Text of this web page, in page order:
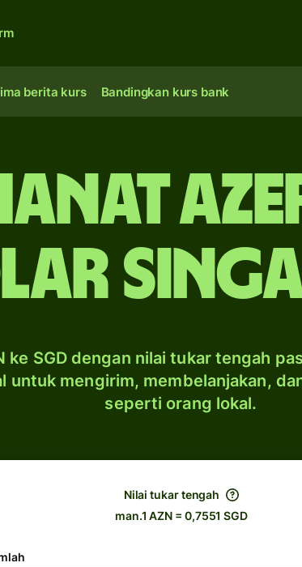
berita kurs Bandingkan kurs bank
ke SGD dengan nilai tukar tengah
untuk mengirim, membelanjakan,
seperti orang lokal.
Nilai tukar tengah
man.1 AZN = 0,7551 SGD